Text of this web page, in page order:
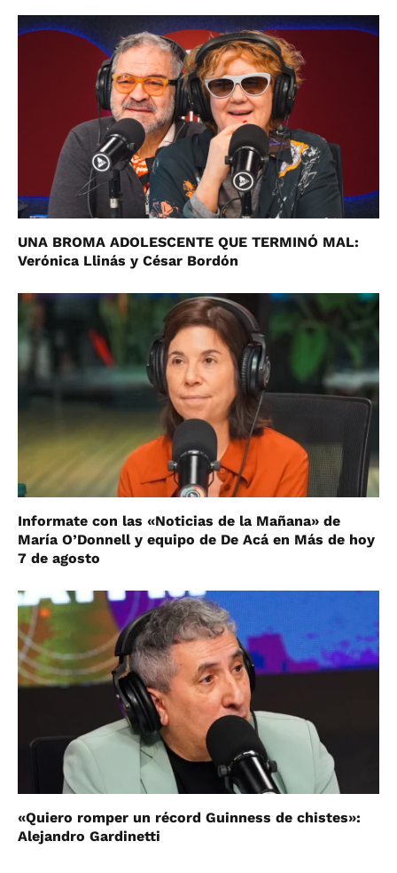
UNA BROMA ADOLESCENTE QUE TERMINÓ MAL:
Verónica Llinás y César Bordón
Informate con las «Noticias de la Mañana» de
María O’Donnell y equipo de De Acá en Más de hoy
7 de agosto
«Quiero romper un récord Guinness de chistes»:
Alejandro Gardinetti